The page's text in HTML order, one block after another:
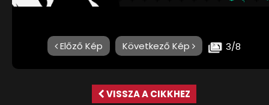
3/8
Előző Kép Következő Kép
VISSZA A CIKKHEZ